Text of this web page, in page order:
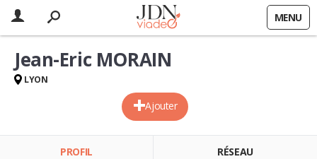
MENU
Ajouter
Jean-Eric MORAIN
LYON
PROFIL RÉSEAU